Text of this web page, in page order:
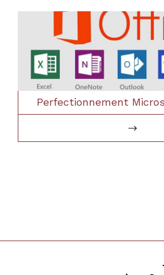
Perfectionnement